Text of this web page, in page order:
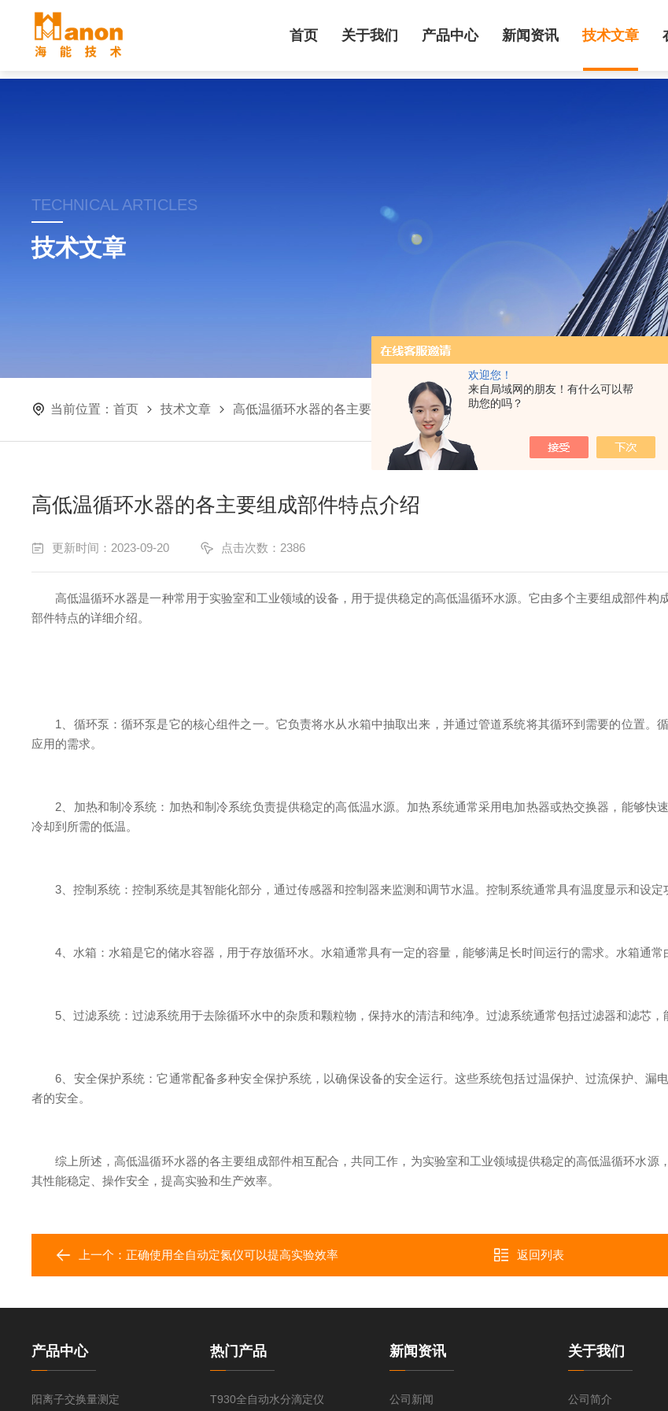
欢迎您！
来自局域网的朋友！有什么可以帮
助您的吗？
首页 关于我们 产品中心 新闻资讯 技术文章
TECHNICAL ARTICLES
技术文章
当前位置： 首页 技术文章 高低温循环水器的各主要组成部件特点介绍
高低温循环水器的各主要组成部件特点介绍
更新时间：2023-09-20 点击次数：2386
高低温循环水器是一种常用于实验室和工业领域的设备，用于提供稳定的高低温循环水源。它由多个主要组成部件构
部件特点的详细介绍。
1、循环泵：循环泵是它的核心组件之一。它负责将水从水箱中抽取出来，并通过管道系统将其循环到需要的位置。
应用的需求。
2、加热和制冷系统：加热和制冷系统负责提供稳定的高低温水源。加热系统通常采用电加热器或热交换器，能够快
冷却到所需的低温。
3、控制系统：控制系统是其智能化部分，通过传感器和控制器来监测和调节水温。控制系统通常具有温度显示和设定
4、水箱：水箱是它的储水容器，用于存放循环水。水箱通常具有一定的容量，能够满足长时间运行的需求。水箱通常
5、过滤系统：过滤系统用于去除循环水中的杂质和颗粒物，保持水的清洁和纯净。过滤系统通常包括过滤器和滤芯，
6、安全保护系统：它通常配备多种安全保护系统，以确保设备的安全运行。这些系统包括过温保护、过流保护、漏
者的安全。
综上所述，高低温循环水器的各主要组成部件相互配合，共同工作，为实验室和工业领域提供稳定的高低温循环水源
其性能稳定、操作安全，提高实验和生产效率。
上一个： 正确使用全自动定氮仪可以提高实验效率 返回列表
产品中心
阳离子交换量测定
热门产品
T930全自动水分滴定仪
新闻资讯
公司新闻
关于我们
公司简介